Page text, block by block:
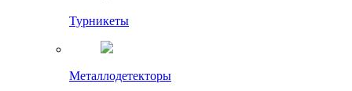
Турникеты
Металлодетекторы